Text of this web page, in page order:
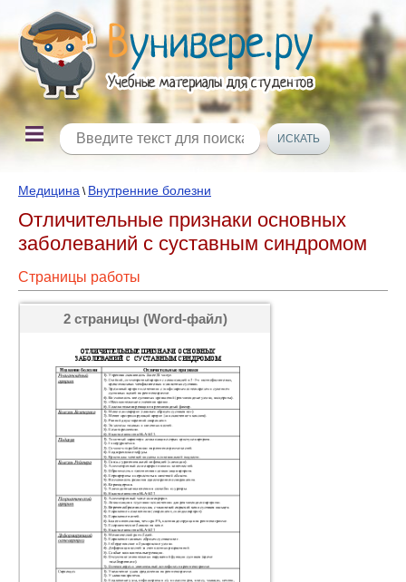
Медицина \ Внутренние болезни
Отличительные признаки основных
заболеваний с суставным синдромом
Страницы работы
2 страницы (Word-файл)